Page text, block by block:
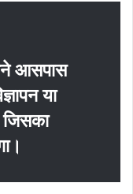
आसपास
या